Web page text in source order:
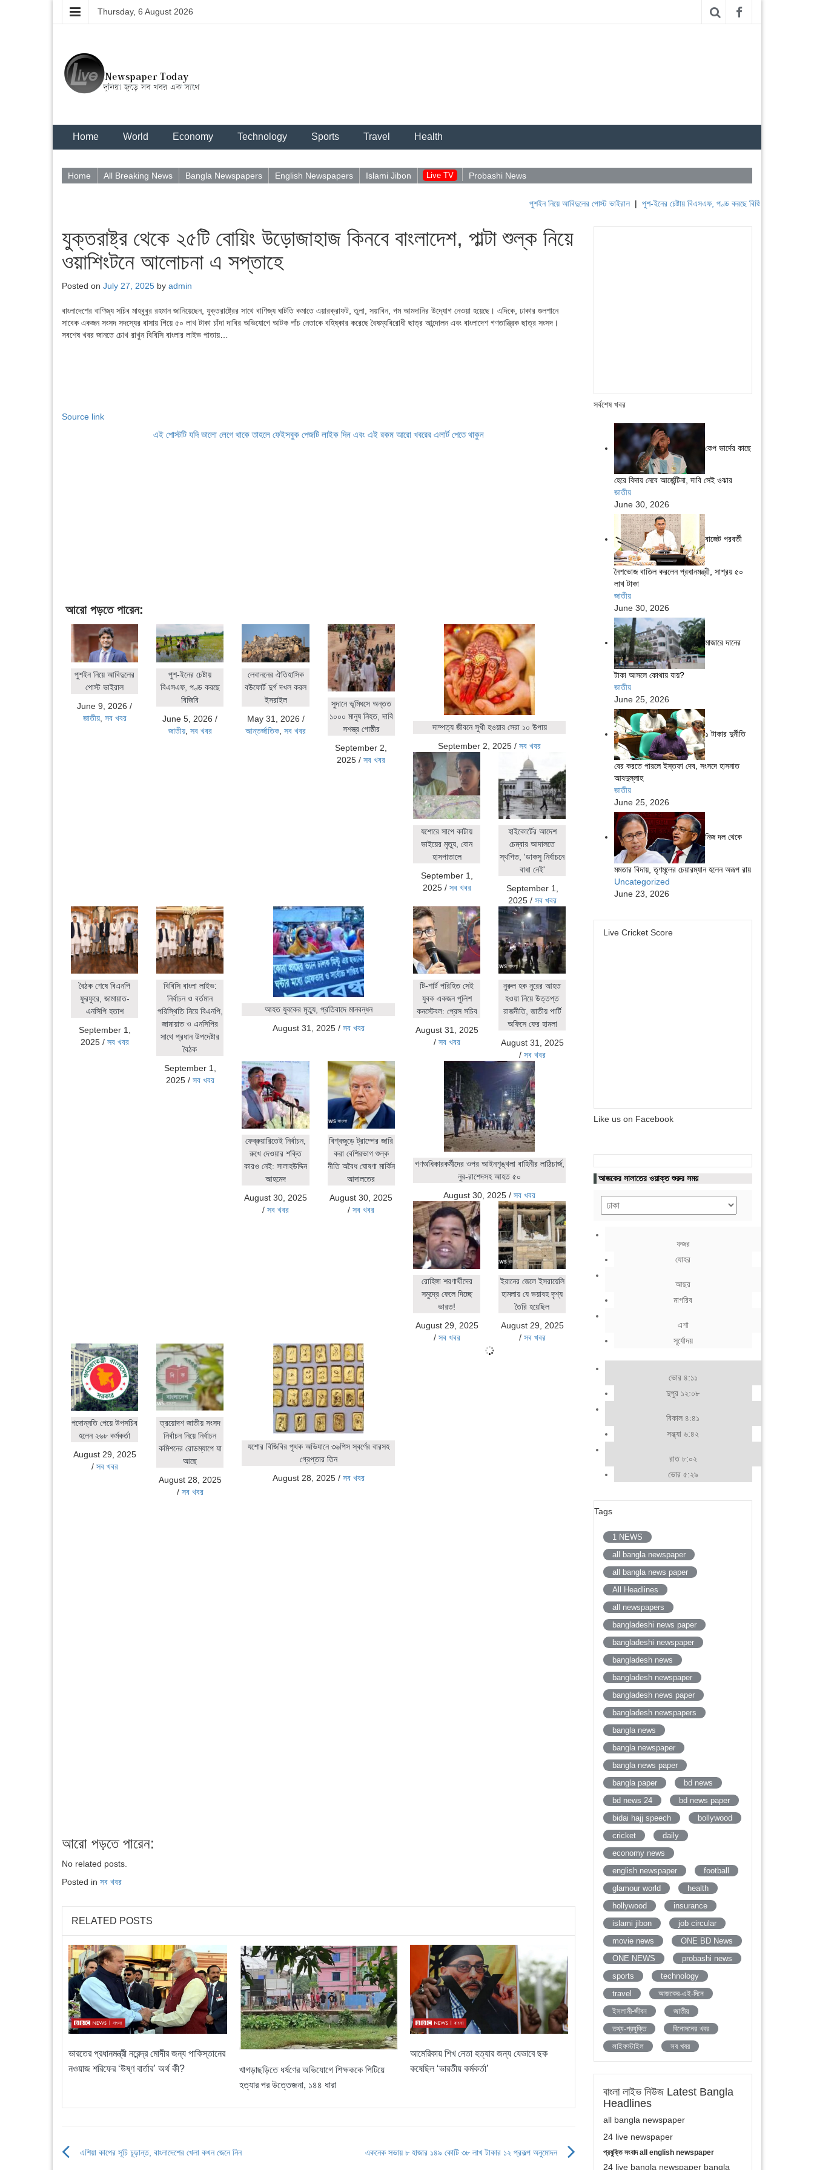
Thursday, 6 August 2026
Home World Economy Technology Sports Travel Health
Home All Breaking News Bangla Newspapers English Newspapers Islami Jibon Live TV Probashi News
পুশইন নিয়ে আবিদুলের পোস্ট ভাইরাল|পুশ-ইনের চেষ্টায় বিএসএফ, পণ্ড করছে বিজিবি| লেবাননের ঐতিহাসিক
যুক্তরাষ্ট্র থেকে ২৫টি বোয়িং উড়োজাহাজ কিনবে বাংলাদেশ, পাল্টা শুল্ক নিয়ে
ওয়াশিংটনে আলোচনা এ সপ্তাহে
Posted on July 27, 2025 by admin
বাংলাদেশের বাণিজ্য সচিব মাহবুবুর রহমান জানিয়েছেন, যুক্তরাষ্ট্রের সাথে বাণিজ্য ঘাটতি কমাতে এয়ারক্রাফট, তুলা, সয়াবিন, গম আমদানির উদ্যোগ নেওয়া হয়েছে। এদিকে, ঢাকার গুলশানে
সাবেক একজন সংসদ সদস্যের বাসায় গিয়ে ৫০ লাখ টাকা চাঁদা দাবির অভিযোগে আটক পাঁচ নেতাকে বহিষ্কার করেছে বৈষম্যবিরোধী ছাত্র আন্দোলন এবং বাংলাদেশ গণতান্ত্রিক ছাত্র সংসদ।
সবশেষ খবর জানতে চোখ রাখুন বিবিসি বাংলার লাইভ পাতায়…
Source link
এই পোস্টটি যদি ভালো লেগে থাকে তাহলে ফেইসবুক পেজটি লাইক দিন এবং এই রকম আরো খবরের এলার্ট পেতে থাকুন
আরো পড়তে পারেন:
পুশইন নিয়ে আবিদুলের
পোস্ট ভাইরাল
June 9, 2026 /
জাতীয়, সব খবর
পুশ-ইনের চেষ্টায়
বিএসএফ, পণ্ড করছে
বিজিবি
June 5, 2026 /
জাতীয়, সব খবর
লেবাননের ঐতিহাসিক
বউফোর্ট দুর্গ দখল করল
ইসরাইল
May 31, 2026 /
আন্তর্জাতিক ,সব খবর
সুদানে ভূমিধসে অন্তত
১০০০ মানুষ নিহত, দাবি
সশস্ত্র গোষ্ঠীর
September 2,
2025 /সব খবর
দাম্পত্য জীবনে সুখী হওয়ার সেরা ১০ উপায়
September 2, 2025 /সব খবর
যশোরে সাপে কাটায়
ভাইয়ের মৃত্যু, বোন
হাসপাতালে
September 1,
2025/ সব খবর
হাইকোর্টের আদেশ
চেম্বার আদালতে
স্থগিত, 'ডাকসু নির্বাচনে
বাধা নেই'
September 1,
2025/ সব খবর
বৈঠক শেষে বিএনপি
ফুরফুরে, জামায়াত-
এনসিপি হতাশ
September 1,
2025/ সব খবর
বিবিসি বাংলা লাইভ:
নির্বাচন ও বর্তমান
পরিস্থিতি নিয়ে বিএনপি,
জামায়াত ও এনসিপির
সাথে প্রধান উপদেষ্টার
বৈঠক
September 1,
2025/ সব খবর
আহত যুবকের মৃত্যু, প্রতিবাদে মানবন্ধন
August 31, 2025/ সব খবর
টি-শার্ট পরিহিত সেই
যুবক একজন পুলিশ
কনস্টেবল: প্রেস সচিব
August 31, 2025
/ সব খবর
নুরুল হক নুরের আহত
হওয়া নিয়ে উত্তপ্ত
রাজনীতি, জাতীয় পার্টি
অফিসে ফের হামলা
August 31, 2025
/ সব খবর
ফেব্রুয়ারিতেই নির্বাচন,
রুখে দেওয়ার শক্তি
কারও নেই: সালাহউদ্দিন
আহমেদ
August 30, 2025
/সব খবর
বিশ্বজুড়ে ট্রাম্পের জারি
করা বেশিরভাগ শুল্ক
নীতি অবৈধ ঘোষণা মার্কিন
আদালতের
August 30, 2025
/সব খবর
গণঅধিকারকর্মীদের ওপর আইনশৃঙ্খলা বাহিনীর লাঠিচার্জ,
নুর-রাশেদসহ আহত ৫০
August 30, 2025 /সব খবর
রোহিঙ্গা শরণার্থীদের
সমুদ্রে ফেলে দিচ্ছে
ভারত!
August 29, 2025
/ সব খবর
ইরানের জেলে ইসরায়েলি
হামলায় যে ভয়াবহ দৃশ্য
তৈরি হয়েছিল
August 29, 2025
/ সব খবর
পদোন্নতি পেয়ে উপসচিব
হলেন ২৬৮ কর্মকর্তা
August 29, 2025
/ সব খবর
ত্রয়োদশ জাতীয় সংসদ
নির্বাচন নিয়ে নির্বাচন
কমিশনের রোডম্যাপে যা
আছে
August 28, 2025
/ সব খবর
যশোর বিজিবির পৃথক অভিযানে ৩৬পিস স্বর্ণের বারসহ
গ্রেপ্তার তিন
August 28, 2025/ সব খবর
আরো পড়তে পারেন:
No related posts.
Posted in সব খবর
RELATED POSTS
ভারতের প্রধানমন্ত্রী নরেন্দ্র মোদীর জন্য পাকিস্তানের
নওয়াজ শরিফের ‘উষ্ণ বার্তার’ অর্থ কী?
খাগড়াছড়িতে ধর্ষণের অভিযোগে শিক্ষককে পিটিয়ে
হত্যার পর উত্তেজনা, ১৪৪ ধারা
আমেরিকায় শিখ নেতা হত্যার জন্য যেভাবে ছক
কষেছিল ‘ভারতীয় কর্মকর্তা’
এশিয়া কাপের সূচি চূড়ান্ত, বাংলাদেশের খেলা কখন জেনে নিন একনেক সভায় ৮ হাজার ১৪৯ কোটি ৩৮ লাখ টাকার ১২ প্রকল্প অনুমোদন
সর্বশেষ খবর
কেপ ভার্দের কাছে
হেরে বিদায় নেবে আর্জেন্টিনা, দাবি সেই ওঝার
জাতীয়
June 30, 2026
বাজেট পরবর্তী
নৈশভোজ বাতিল করলেন প্রধানমন্ত্রী, সাশ্রয় ৫০
লাখ টাকা
জাতীয়
June 30, 2026
মাজারে দানের
টাকা আসলে কোথায় যায়?
জাতীয়
June 25, 2026
১ টাকার দুর্নীতি
বের করতে পারলে ইস্তফা দেব, সংসদে হাসনাত
আবদুল্লাহ
জাতীয়
June 25, 2026
নিজ দল থেকে
মমতার বিদায়, তৃণমূলের চেয়ারম্যান হলেন অরূপ রায়
Uncategorized
June 23, 2026
Live Cricket Score
Like us on Facebook
আজকের সালাতের ওয়াক্ত শুরুর সময়
ফজর
যোহর
আছর
মাগরিব
এশা
সূর্যোদয়
ভোর ৪:১১
দুপুর ১২:০৮
বিকাল ৪:৪১
সন্ধ্যা ৬:৪২
রাত ৮:০২
ভোর ৫:২৯
Tags
1 NEWS
all bangla newspaper
all bangla news paper
All Headlines
all newspapers
bangladeshi news paper
bangladeshi newspaper
bangladesh news
bangladesh newspaper
bangladesh news paper
bangladesh newspapers
bangla news
bangla newspaper
bangla news paper
bangla paper
bd news
bd news 24
bd news paper
bidai hajj speech
bollywood
cricket
daily
economy news
english newspaper
football
glamour world
health
hollywood
insurance
islami jibon
job circular
movie news
ONE BD News
ONE NEWS
probashi news
sports
technology
travel
আজকের-এই-দিনে
ইসলামী-জীবন
জাতীয়
তথ্য-প্রযুক্তি
বিনোদনের খবর
লাইফস্টাইল
সব খবর
বাংলা লাইভ নিউজ Latest Bangla
Headlines
all bangla newspaper
24 live newspaper
প্রযুক্তি সংবাদ all english newspaper
24 live bangla newspaper bangla